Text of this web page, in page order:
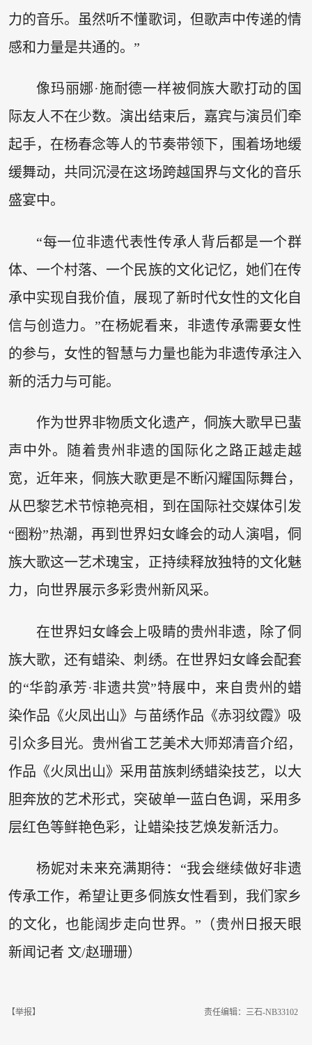
力的音乐。虽然听不懂歌词，但歌声中传递的情
感和力量是共通的。”
像玛丽娜·施耐德一样被侗族大歌打动的国
际友人不在少数。演出结束后，嘉宾与演员们牵
起手，在杨春念等人的节奏带领下，围着场地缓
缓舞动，共同沉浸在这场跨越国界与文化的音乐
盛宴中。
“每一位非遗代表性传承人背后都是一个群
体、一个村落、一个民族的文化记忆，她们在传
承中实现自我价值，展现了新时代女性的文化自
信与创造力。”在杨妮看来，非遗传承需要女性
的参与，女性的智慧与力量也能为非遗传承注入
新的活力与可能。
作为世界非物质文化遗产，侗族大歌早已蜚
声中外。随着贵州非遗的国际化之路正越走越
宽，近年来，侗族大歌更是不断闪耀国际舞台，
从巴黎艺术节惊艳亮相，到在国际社交媒体引发
“圈粉”热潮，再到世界妇女峰会的动人演唱，侗
族大歌这一艺术瑰宝，正持续释放独特的文化魅
力，向世界展示多彩贵州新风采。
在世界妇女峰会上吸睛的贵州非遗，除了侗
族大歌，还有蜡染、刺绣。在世界妇女峰会配套
的“华韵承芳·非遗共赏”特展中，来自贵州的蜡
染作品《火凤出山》与苗绣作品《赤羽纹霞》吸
引众多目光。贵州省工艺美术大师郑清音介绍，
作品《火凤出山》采用苗族刺绣蜡染技艺，以大
胆奔放的艺术形式，突破单一蓝白色调，采用多
层红色等鲜艳色彩，让蜡染技艺焕发新活力。
杨妮对未来充满期待：“我会继续做好非遗
传承工作，希望让更多侗族女性看到，我们家乡
的文化，也能阔步走向世界。”（贵州日报天眼
新闻记者 文/赵珊珊）
【举报】 责任编辑：三石-NB33102